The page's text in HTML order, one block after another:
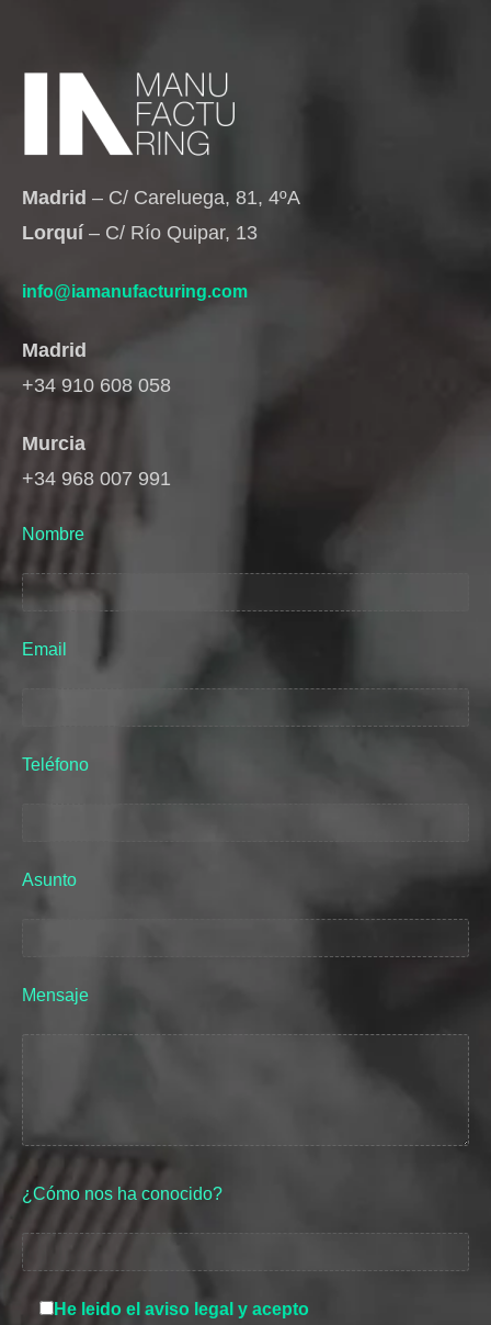
Madrid – C/ Careluega, 81, 4ºA
Lorquí – C/ Río Quipar, 13
info@iamanufacturing.com
Madrid
+34 910 608 058
Murcia
+34 968 007 991
Nombre
Email
Teléfono
Asunto
Mensaje
¿Cómo nos ha conocido?
He leido el aviso legal y acepto